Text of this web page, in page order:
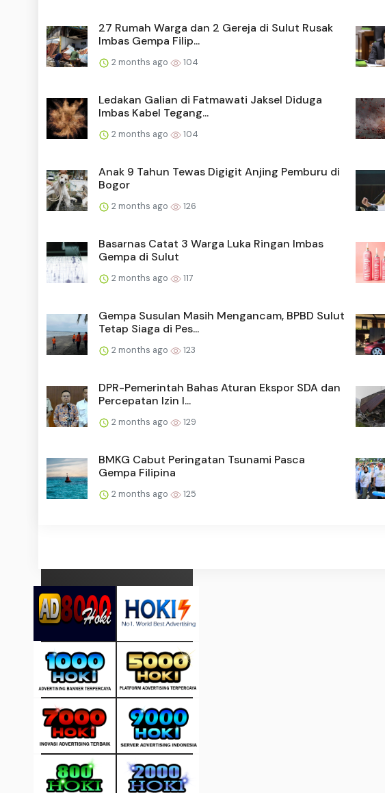
27 Rumah Warga dan 2 Gereja di Sulut Rusak
Imbas Gempa Filip...
2 months ago 104
Ledakan Galian di Fatmawati Jaksel Diduga
Imbas Kabel Tegang...
2 months ago 104
Anak 9 Tahun Tewas Digigit Anjing Pemburu di
Bogor
2 months ago 126
Basarnas Catat 3 Warga Luka Ringan Imbas
Gempa di Sulut
2 months ago 117
Gempa Susulan Masih Mengancam, BPBD Sulut
Tetap Siaga di Pes...
2 months ago 123
DPR-Pemerintah Bahas Aturan Ekspor SDA dan
Percepatan Izin I...
2 months ago 129
BMKG Cabut Peringatan Tsunami Pasca
Gempa Filipina
2 months ago 125